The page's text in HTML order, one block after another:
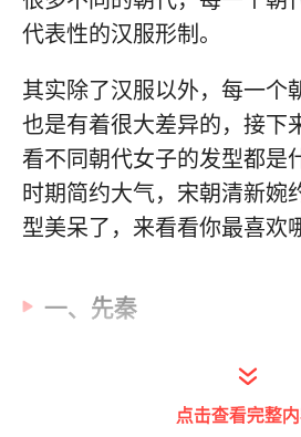
代表性的汉服形制。
其实除了汉服以外，每一个
也是有着很大差异的，接下
看不同朝代女子的发型都是
时期简约大气，宋朝清新婉
型美呆了，来看看你最喜欢
一、先秦
点击查看完整